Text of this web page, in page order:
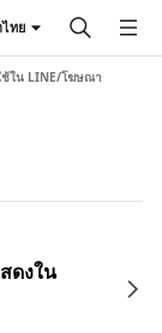
ทย
ใน LINE/โฆษณา
ดงใน